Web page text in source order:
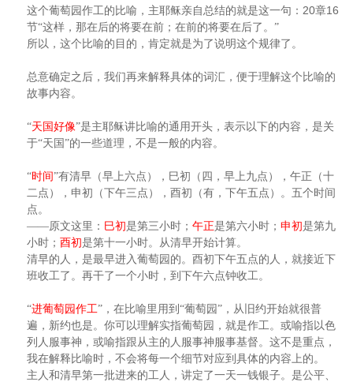
这个葡萄园作工的比喻，主耶稣亲自总结的就是这一句： 20章16
节“这样，那在后的将要在前；在前的将要在后了。”
所以，这个比喻的目的，肯定就是为了说明这个规律了。
总意确定之后，我们再来解释具体的词汇，便于理解这个比喻的
故事内容。
“天国好像”是主耶稣讲比喻的通用开头，表示以下的内容，是关
于“天国”的一些道理，不是一般的内容。
“时间”有清早（早上六点），巳初（四，早上九点），午正（十
二点），申初（下午三点），酉初（有，下午五点）。五个时间
点。
——原文这里： 巳初是第三小时； 午正是第六小时； 申初是第九
小时； 酉初是第十一小时。从清早开始计算。
清早的人，是最早进入葡萄园的。酉初下午五点的人，就接近下
班收工了。再干了一个小时，到下午六点钟收工。
“进葡萄园作工”，在比喻里用到“葡萄园”，从旧约开始就很普
遍，新约也是。你可以理解实指葡萄园，就是作工。或喻指以色
列人服事神，或喻指跟从主的人服事神服事基督。这不是重点，
我在解释比喻时，不会将每一个细节对应到具体的内容上的。
主人和清早第一批进来的工人，讲定了一天一钱银子。是公平、